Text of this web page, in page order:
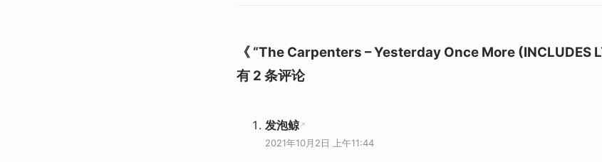
《 “The Carpenters – Yesterday Once More (INCLUDES
有 2 条评论
发泡鲸
2021年10月2日 上午11:44